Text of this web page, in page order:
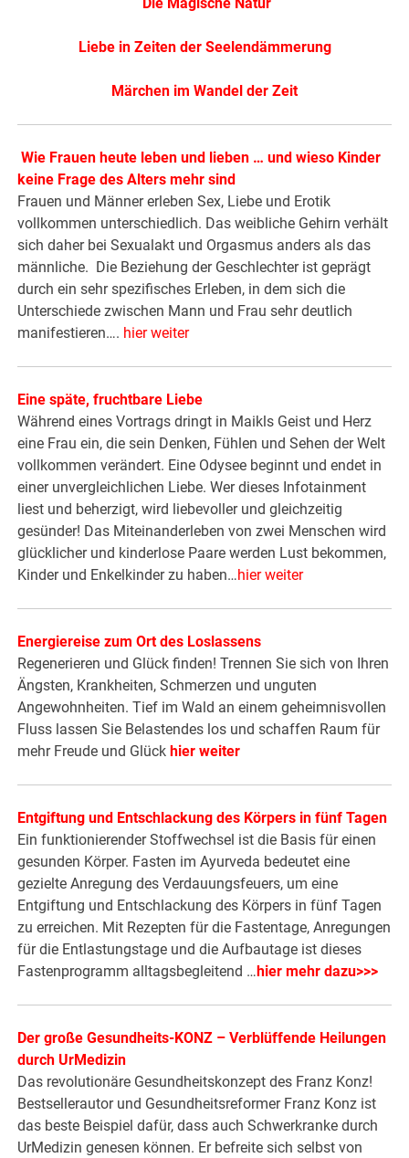
Die Magische Natur
Liebe in Zeiten der Seelendämmerung
Märchen im Wandel der Zeit
Wie Frauen heute leben und lieben … und wieso Kinder
keine Frage des Alters mehr sind
Frauen und Männer erleben Sex, Liebe und Erotik
vollkommen unterschiedlich. Das weibliche Gehirn verhält
sich daher bei Sexualakt und Orgasmus anders als das
männliche. Die Beziehung der Geschlechter ist geprägt
durch ein sehr spezifisches Erleben, in dem sich die
Unterschiede zwischen Mann und Frau sehr deutlich
manifestieren…. hier weiter
Eine späte, fruchtbare Liebe
Während eines Vortrags dringt in Maikls Geist und Herz
eine Frau ein, die sein Denken, Fühlen und Sehen der Welt
vollkommen verändert. Eine Odysee beginnt und endet in
einer unvergleichlichen Liebe. Wer dieses Infotainment
liest und beherzigt, wird liebevoller und gleichzeitig
gesünder! Das Miteinanderleben von zwei Menschen wird
glücklicher und kinderlose Paare werden Lust bekommen,
Kinder und Enkelkinder zu haben…hier weiter
Energiereise zum Ort des Loslassens
Regenerieren und Glück finden! Trennen Sie sich von Ihren
Ängsten, Krankheiten, Schmerzen und unguten
Angewohnheiten. Tief im Wald an einem geheimnisvollen
Fluss lassen Sie Belastendes los und schaffen Raum für
mehr Freude und Glück hier weiter
Entgiftung und Entschlackung des Körpers in fünf Tagen
Ein funktionierender Stoffwechsel ist die Basis für einen
gesunden Körper. Fasten im Ayurveda bedeutet eine
gezielte Anregung des Verdauungsfeuers, um eine
Entgiftung und Entschlackung des Körpers in fünf Tagen
zu erreichen. Mit Rezepten für die Fastentage, Anregungen
für die Entlastungstage und die Aufbautage ist dieses
Fastenprogramm alltagsbegleitend … hier mehr dazu>>>
Der große Gesundheits-KONZ – Verblüffende Heilungen
durch UrMedizin
Das revolutionäre Gesundheitskonzept des Franz Konz!
Bestsellerautor und Gesundheitsreformer Franz Konz ist
das beste Beispiel dafür, dass auch Schwerkranke durch
UrMedizin genesen können. Er befreite sich selbst von